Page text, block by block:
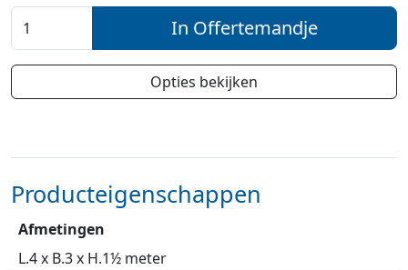
In Offertemandje
Opties bekijken
Producteigenschappen
Afmetingen
L.4 x B.3 x H.1½ meter